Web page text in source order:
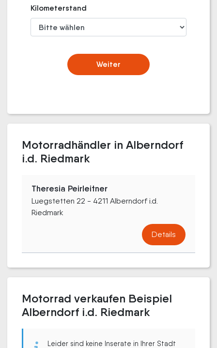
Kilometerstand
Weiter
Motorradhändler in Alberndorf
i.d. Riedmark
Theresia Peirleitner
Luegstetten 22 - 4211 Alberndorf i.d.
Riedmark
Details
Motorrad verkaufen Beispiel
Alberndorf i.d. Riedmark
Leider sind keine Inserate in Ihrer Stadt